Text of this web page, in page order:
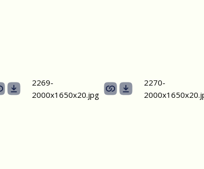
2269-
2000х1650х20.jpg
2270-